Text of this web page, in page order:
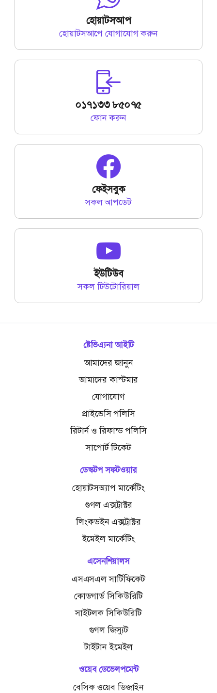
হোয়াটসআপ
হোয়াটসআপে যোগাযোগ করুন
০১৭১৩৩ ৮৫০৭৫
ফোন করুন
ফেইসবুক
সকল আপডেট
ইউটিউব
সকল টিউটোরিয়াল
ষ্টেভিএ্যনা আইটি
আমাদের জানুন
আমাদের কাস্টমার
যোগাযোগ
প্রাইভেসি পলিসি
রিটার্ন ও রিফান্ড পলিসি
সাপোর্ট টিকেট
ডেস্কটপ সফটওয়ার
হোয়াটসঅ্যাপ মার্কেটিং
গুগল এক্সট্রাক্টর
লিংকডইন এক্সট্রাক্টর
ইমেইল মার্কেটিং
এসেনশিয়ালস
এসএসএল সার্টিফিকেট
কোডগার্ড সিকিউরিটি
সাইটলক সিকিউরিটি
গুগল জিস্যুট
টাইটান ইমেইল
ওয়েব ডেভেলপমেন্ট
বেসিক ওয়েব ডিজাইন